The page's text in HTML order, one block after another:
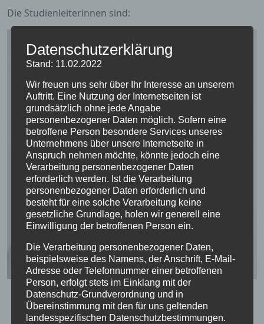
Die Studienleiterinnen sind:
Pfarrerin Sieglinde Repp-Jost
Bei der Marktkirche 5
37269 Eschwege
Datenschutzerklärung
Stand: 11.02.2022
Wir freuen uns sehr über Ihr Interesse an unserem
Auftritt. Eine Nutzung der Internetseiten ist
grundsätzlich ohne jede Angabe
personenbezogener Daten möglich. Sofern eine
betroffene Person besondere Services unseres
Unternehmens über unsere Internetseite in
Anspruch nehmen möchte, könnte jedoch eine
Verarbeitung personenbezogener Daten
erforderlich werden. Ist die Verarbeitung
personenbezogener Daten erforderlich und
besteht für eine solche Verarbeitung keine
gesetzliche Grundlage, holen wir generell eine
Einwilligung der betroffenen Person ein.
Die Verarbeitung personenbezogener Daten,
beispielsweise des Namens, der Anschrift, E-Mail-
Adresse oder Telefonnummer einer betroffenen
Person, erfolgt stets im Einklang mit der
Datenschutz-Grundverordnung und in
Übereinstimmung mit den für uns geltenden
landesspezifischen Datenschutzbestimmungen.